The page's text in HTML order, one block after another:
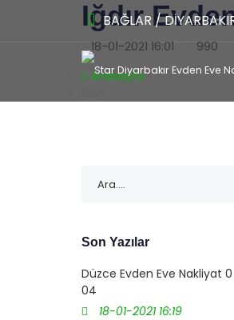
BAĞLAR /
Iğdır
18-01-2021 16:01
990
Anasayfa
Son Yazılar
Düzce Evden Eve Nakliyat 0
04
18-01-2021 16:19